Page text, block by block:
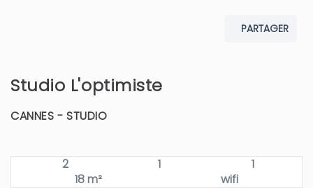
PARTAGER
Studio L'optimiste
CANNES - STUDIO
2 1
1
18 m²
wifi